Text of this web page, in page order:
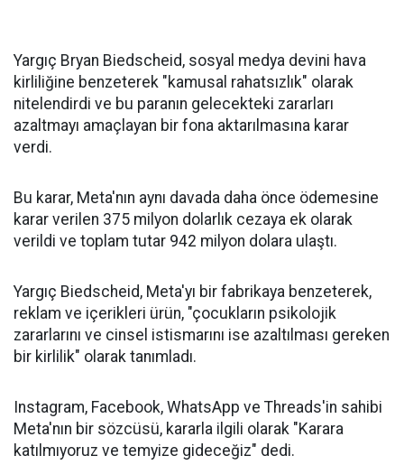
Yargıç Bryan Biedscheid, sosyal medya devini hava
kirliliğine benzeterek "kamusal rahatsızlık" olarak
nitelendirdi ve bu paranın gelecekteki zararları
azaltmayı amaçlayan bir fona aktarılmasına karar
verdi.
Bu karar, Meta'nın aynı davada daha önce ödemesine
karar verilen 375 milyon dolarlık cezaya ek olarak
verildi ve toplam tutar 942 milyon dolara ulaştı.
Yargıç Biedscheid, Meta'yı bir fabrikaya benzeterek,
reklam ve içerikleri ürün, "çocukların psikolojik
zararlarını ve cinsel istismarını ise azaltılması gereken
bir kirlilik" olarak tanımladı.
Instagram, Facebook, WhatsApp ve Threads'in sahibi
Meta'nın bir sözcüsü, kararla ilgili olarak "Karara
katılmıyoruz ve temyize gideceğiz" dedi.